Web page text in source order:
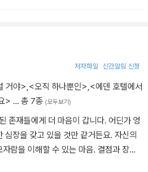
저자파일 신간알림 신청
거야> <오직 하나뿐인> <에덴 호텔에서
> … 총 7종 (모두보기)
존재들에게 더 마음이 갑니다. 어딘가 엉
심장을 갖고 있을 것만 같거든요. 자신의
람을 이해할 수 있는 마음. 결점과 장점